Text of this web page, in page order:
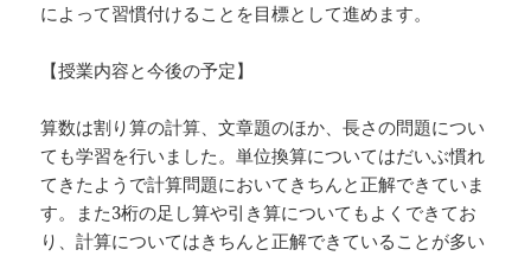
によって習慣付けることを目標として進めます。
【授業内容と今後の予定】
算数は割り算の計算、文章題のほか、長さの問題につい
ても学習を行いました。単位換算についてはだいぶ慣れ
てきたようで計算問題においてきちんと正解できていま
す。また3桁の足し算や引き算についてもよくできてお
り、計算についてはきちんと正解できていることが多い